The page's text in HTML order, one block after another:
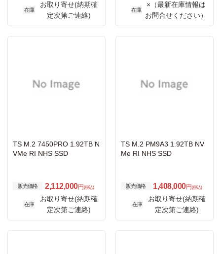
在庫
お取り寄せ(納期確
定次第ご連絡)
在庫
×（最新在庫情報は
お問合せください）
TS M.2 7450PRO 1.92TB N
VMe RI NHS SSD
販売価格 2,112,000円 (税込)
在庫
お取り寄せ(納期確
定次第ご連絡)
TS M.2 PM9A3 1.92TB NV
Me RI NHS SSD
販売価格 1,408,000円 (税込)
在庫
お取り寄せ(納期確
定次第ご連絡)